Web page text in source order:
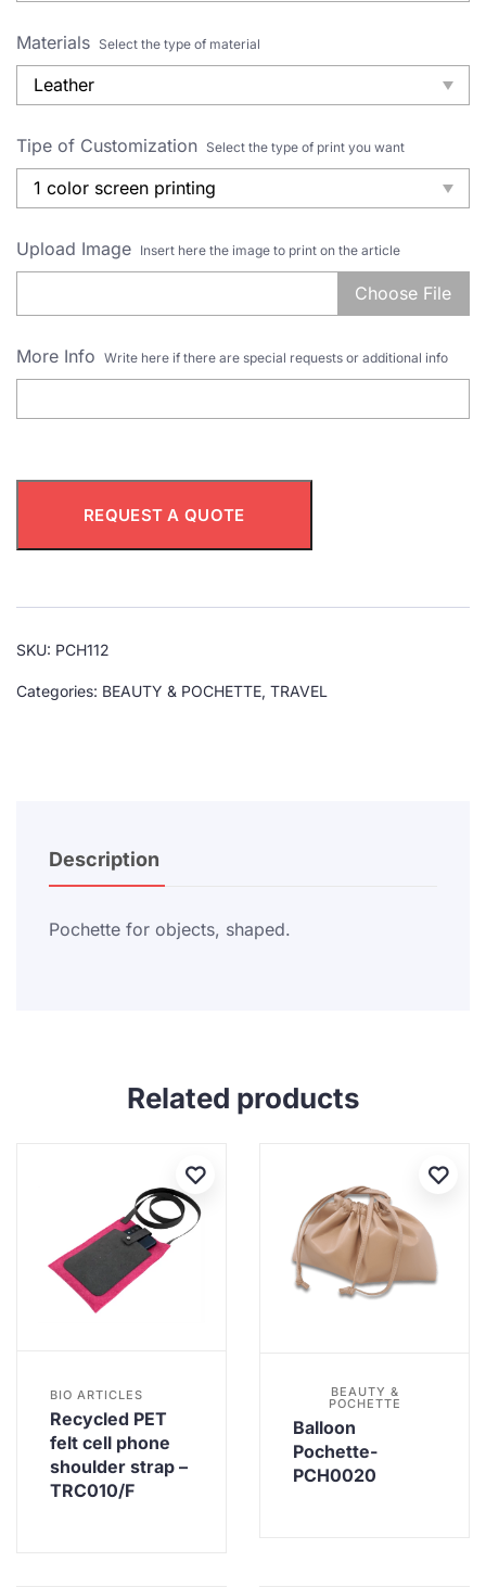
Materials Select the type of material
Tipe of Customization Select the type of print you want
Upload Image Insert here the image to print on the article
Choose File
More Info Write here if there are special requests or additional info
REQUEST A QUOTE
SKU: PCH112
Categories: BEAUTY & POCHETTE, TRAVEL
Description
Pochette for objects, shaped.
Related products
BIO ARTICLES
Recycled PET
felt cell phone
shoulder strap –
TRC010/F
BEAUTY &
POCHETTE
Balloon
Pochette-
PCH0020